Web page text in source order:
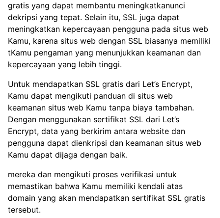
gratis yang dapat membantu meningkatkanunci
dekripsi yang tepat. Selain itu, SSL juga dapat
meningkatkan kepercayaan pengguna pada situs web
Kamu, karena situs web dengan SSL biasanya memiliki
tKamu pengaman yang menunjukkan keamanan dan
kepercayaan yang lebih tinggi.
Untuk mendapatkan SSL gratis dari Let’s Encrypt,
Kamu dapat mengikuti panduan di situs web
keamanan situs web Kamu tanpa biaya tambahan.
Dengan menggunakan sertifikat SSL dari Let’s
Encrypt, data yang berkirim antara website dan
pengguna dapat dienkripsi dan keamanan situs web
Kamu dapat dijaga dengan baik.
mereka dan mengikuti proses verifikasi untuk
memastikan bahwa Kamu memiliki kendali atas
domain yang akan mendapatkan sertifikat SSL gratis
tersebut.